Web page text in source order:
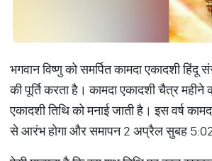
भगवान विष्णु को समर्पित कामदा एकादशी
की पूर्ति करता है। कामदा एकादशी चैत्र
एकादशी तिथि को मनाई जाती है। इस वर्ष
से आरंभ होगा और समापन 2 अप्रैल सुबह